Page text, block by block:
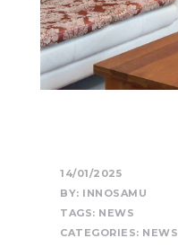
14/01/2025
BY: INNOSAMU
TAGS: NEWS
CATEGORIES: NEWS